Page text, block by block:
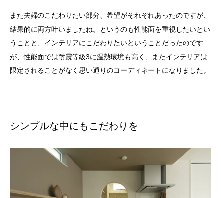
また夫婦のこだわりたい部分、希望がそれぞれあったのですが、
結果的に両方叶いましたね。というのも性能面を重視したいとい
うことと、インテリアにこだわりたいということだったのです
が、性能面では耐震等級3に温熱環境も高く、またインテリアは
限定されることがなく思い通りのコーディネートになりました。
シンプルな中にもこだわりを